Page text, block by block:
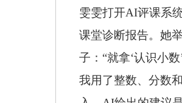
雯雯打开AI评课系
课堂诊断报告。她
子：“就拿‘认识小数
我用了整数、分数